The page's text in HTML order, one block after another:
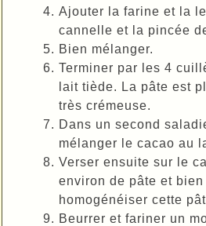
Ajouter la farine et la
cannelle et la pincée
Bien mélanger.
Terminer par les 4
lait tiède. La pâte est
très crémeuse.
Dans un second
mélanger le cacao au
Verser ensuite sur le
environ de pâte et
homogénéiser cette
Beurrer et fariner un